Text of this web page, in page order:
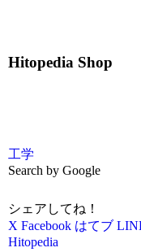
Hitopedia Shop
工学
Search by Google
シェアしてね！
X Facebook はてブ
Hitopedia